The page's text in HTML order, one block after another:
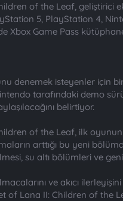
of the Leaf, geliştirici
5, PlayStation 4,
Xbox Game Pass
denemek isteyenler için
tarafındaki demo
belirtiyor.
of the Leaf, ilk
arttığı bu yeni
su altı bölümleri ve
ve akıcı
of Lana II: Children of the